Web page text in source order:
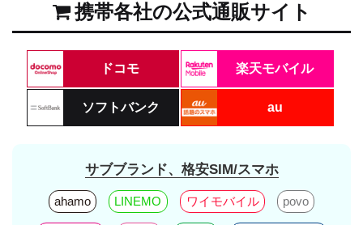
携帯各社の公式通販サイト
ドコモ 楽天モバイル
ソフトバンク au
サブブランド、格安SIM/スマホ
ahamo LINEMO ワイモバイル povo